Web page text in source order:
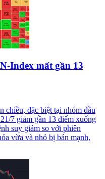
Index mất gần 13
chiều, đặc biệt tại nhóm dầu
7 giảm gần 13 điểm xuống
suy giảm so với phiên
vừa và nhỏ bị bán mạnh,